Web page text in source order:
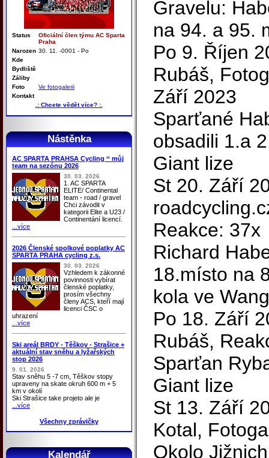
Status
Oficiální člen týmu AC Sparta
Praha
Narozen 30. 11. -0001 - Po
Kde
Bydliště
Záliby
Foto
Ve fotogalerii
Kontakt
.: Chcete vědět více? :.
Nástěnka
AC SPARTA PRAHSA Cycling ‘‘ můj
team na sezónu 2026
30. 03. 2026
1. AC SPARTA
ELITE/ Continental
team - road / gravel
Chci závodit v
kategorii Elite a U23 /
Continentání licencí.
...více
2026 Členské spolkové poplatky AC
SPARTA PRAHA cycling z.s.
30. 03. 2026
Vzhledem k zákonné
povinnosti vybírat
členské poplatky,
prosím všechny
členy ACS, kteří mají
licenci ČSC o
uhrazení
...více
Ski areál BRDY - Těškov - Strašice +
aktuální stav sněhu a lyžařských
stop 2026
9. 01. 2026
Stav sněhu 5 -7 cm, Těškov stopy
upraveny na skate okruh 600 m + 5
km v okolí
Ski Strašice take projeto ale je
...více
Všechny zprávičky
Kalendář
Gravelu:
na 94. a 95.
Po 9. Říjen
Rubáš,
Září 2023
Sparťané
obsadili 1.a
Giant lize
St 20. Září
Reakce: 37x
Richard
18.místo na
kola ve
Po 18. Září
Rubáš,
Sparťan
Giant lize
St 13. Září
Kotal,
Okolo